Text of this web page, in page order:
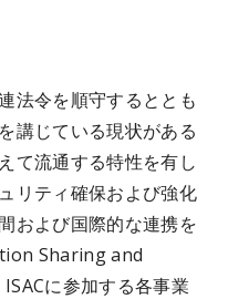
法令を順守するととも
講じている現状がある
て流通する特性を有し
リティ確保および強化
および国際的な連携を
Sharing and
に参加する各事業